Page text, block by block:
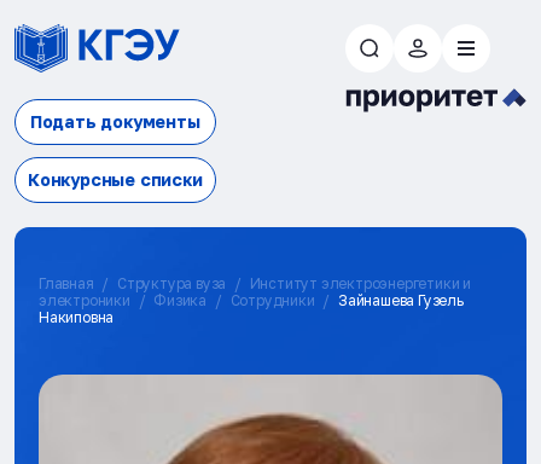
Подать документы
Конкурсные списки
Главная Структура вуза
Институт электроэнергетики и
электроники
Физика Сотрудники
Зайнашева Гузель
Накиповна